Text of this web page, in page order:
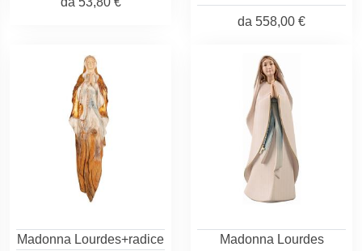
da 558,00 €
Madonna Lourdes+radice
Madonna Lourdes